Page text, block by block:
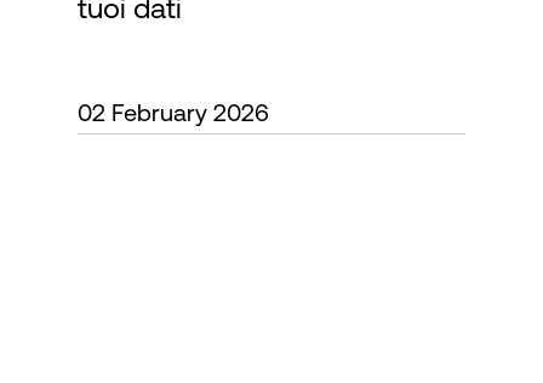
Language
tuoi dati
02 February 2026